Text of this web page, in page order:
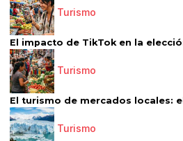
Turismo
El impacto de TikTok en la
Turismo
El turismo de mercados locales:
Turismo